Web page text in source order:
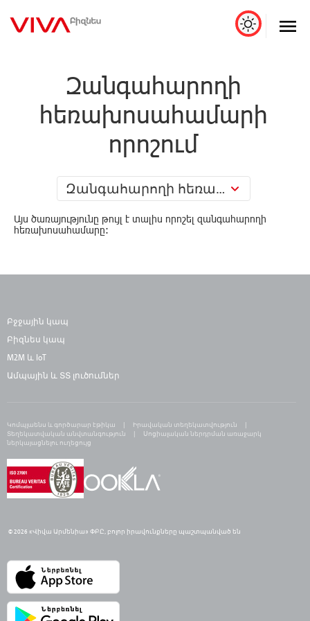
Զանգահարողի
հեռախոսահամարի
որոշում
Զանգահարողի հեռախոսահամարի որոշում
Այս ծառայությունը թույլ է տալիս որոշել զանգահարողի
հեռախոսահամարը:
Բջջային կապ
Բիզնես կապ
M2M և IoT
Ամպային և ՏՏ լուծումներ
Կոմպլաենս և գործարար էթիկա
Իրավական տեղեկատվություն
Տեղեկատվական անվտանգություն
Սոցիալական ներդրման առաջարկ
ներկայացնելու ուղեցույց
© 2026 «Վիվա Արմենիա» ՓԲԸ, բոլոր իրավունքները պաշտպանված են